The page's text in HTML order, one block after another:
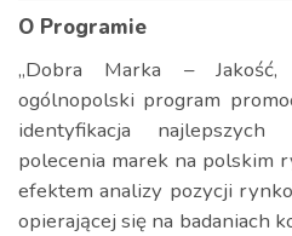
O Programie
„Dobra Marka – Jakość,
ogólnopolski program
identyfikacja
polecenia marek na polskim
efektem analizy pozycji
opierającej się na badaniach